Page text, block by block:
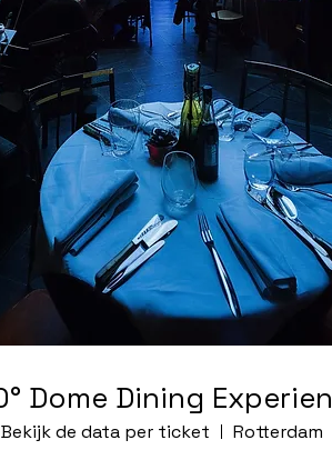
360° Dome Dining
Bekijk de data per ticket
Rotterdam